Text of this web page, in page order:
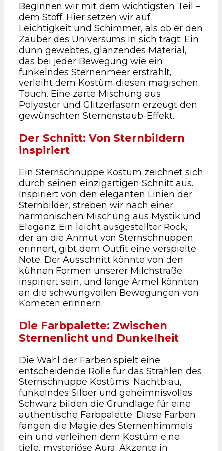
Beginnen wir mit dem wichtigsten Teil –
dem Stoff. Hier setzen wir auf
Leichtigkeit und Schimmer, als ob er den
Zauber des Universums in sich trägt. Ein
dünn gewebtes, glänzendes Material,
das bei jeder Bewegung wie ein
funkelndes Sternenmeer erstrahlt,
verleiht dem Kostüm diesen magischen
Touch. Eine zarte Mischung aus
Polyester und Glitzerfasern erzeugt den
gewünschten Sternenstaub-Effekt.
Der Schnitt: Von Sternbildern
inspiriert
Ein Sternschnuppe Kostüm zeichnet sich
durch seinen einzigartigen Schnitt aus.
Inspiriert von den eleganten Linien der
Sternbilder, streben wir nach einer
harmonischen Mischung aus Mystik und
Eleganz. Ein leicht ausgestellter Rock,
der an die Anmut von Sternschnuppen
erinnert, gibt dem Outfit eine verspielte
Note. Der Ausschnitt könnte von den
kühnen Formen unserer Milchstraße
inspiriert sein, und lange Ärmel könnten
an die schwungvollen Bewegungen von
Kometen erinnern.
Die Farbpalette: Zwischen
Sternenlicht und Dunkelheit
Die Wahl der Farben spielt eine
entscheidende Rolle für das Strahlen des
Sternschnuppe Kostüms. Nachtblau,
funkelndes Silber und geheimnisvolles
Schwarz bilden die Grundlage für eine
authentische Farbpalette. Diese Farben
fangen die Magie des Sternenhimmels
ein und verleihen dem Kostüm eine
tiefe, mysteriöse Aura. Akzente in